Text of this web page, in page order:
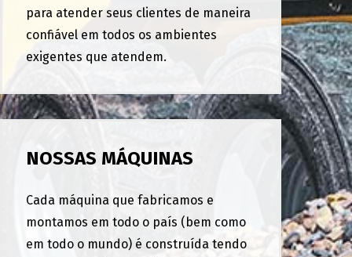
para atender seus clientes de maneira
confiável em todos os ambientes
exigentes que atendem.
NOSSAS MÁQUINAS
Cada máquina que fabricamos e
montamos em todo o país (bem como
em todo o mundo) é construída tendo